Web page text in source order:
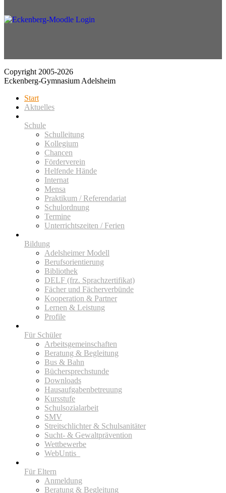
Copyright 2005-2026
Eckenberg-Gymnasium Adelsheim
Start
Aktuelles
Schule
Schulleitung
Kollegium
Chancen
Förderverein
Helfende Hände
Internat
Mensa
Praktikum / Referendariat
Schulordnung
Termine
Unterrichtszeiten / Ferien
Bildung
Adelsheimer Modell
Berufsorientierung
Bibliothek
DELF (frz. Sprachzertifikat)
Fächer und Fächerverbünde
Kooperation & Partner
Lernen & Leistung
Profile
Für Schüler
Arbeitsgemeinschaften
Beratung & Begleitung
Bus & Bahn
Büchersprechstunde
Downloads
Hausaufgabenbetreuung
Kursstufe
Schulsozialarbeit
SMV
Streitschlichter & Schulsanitäter
Sucht- & Gewaltprävention
Wettbewerbe
WebUntis_
Für Eltern
Anmeldung
Beratung & Begleitung